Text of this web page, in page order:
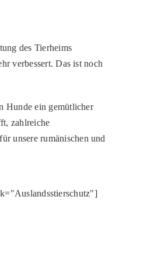
des Tierheims
verbessert. Das ist noch
Hunde ein gemütlicher
zahlreiche
unsere rumänischen und